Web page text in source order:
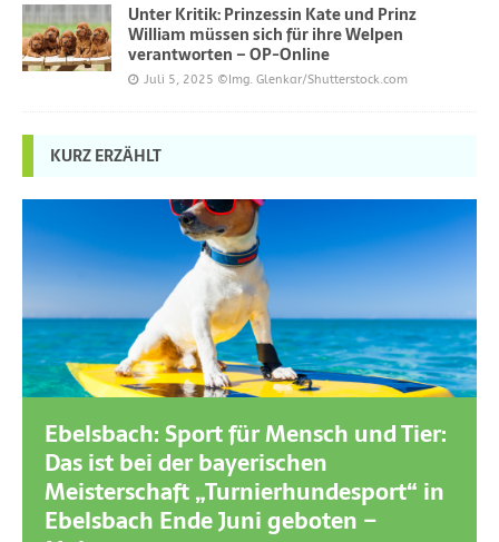
Unter Kritik: Prinzessin Kate und Prinz
William müssen sich für ihre Welpen
verantworten – OP-Online
Juli 5, 2025 ©Img. Glenkar/Shutterstock.com
KURZ ERZÄHLT
Ebelsbach: Sport für Mensch und Tier:
Das ist bei der bayerischen
Meisterschaft „Turnierhundesport“ in
Ebelsbach Ende Juni geboten –